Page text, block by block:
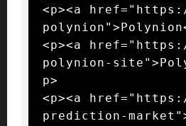
<p><a
<p><a
polynion-
p>
<p><a
prediction-